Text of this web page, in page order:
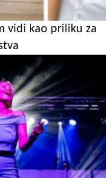
vidi kao priliku za